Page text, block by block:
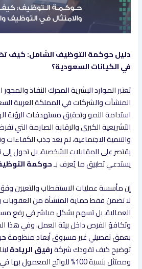
دليل حوكمة التوظيف الشامل: كيف
في الكيانات السعودية؟
تعتبر الموارد البشرية المحرك النفاذ
المنشآت والشركات في المملكة العربية
التشريعية الكبرى والرقابة الصارمة التي
والتنمية الاجتماعية، لم يعد جذب الكفاءات
يقتصر على المقابلات الشخصية، بل تحول
يستدعي تطبيق ما يُعرف بـحوكمة
إن مأسسة عمليات الاستقطاب والتعيين وفق
لا تضمن فقط حماية المنشأة من العقوبات
العمالية، بل تسهم بشكل مباشر في رفع
وتكافؤ الفرص داخل بيئة العمل. وفي هذا
بعمق تفصيلي غير مسبوق أبعاد منظومة
توضيح كيف تقودك شركةرفيق الريادة
وممتثل بنسبة 100% للوائح المعمول بها في السوق السعودي.